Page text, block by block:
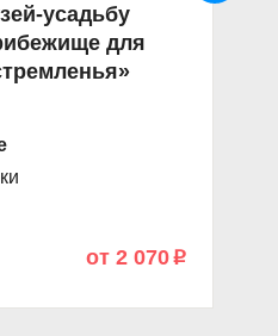
усадьбу
для
от 2 070 p